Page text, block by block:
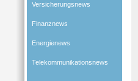
Versicherungsnews
Finanznews
Energienews
Telekommunikationsnews